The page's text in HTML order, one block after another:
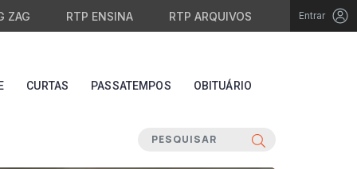
ZAG RTP ENSINA RTP ARQUIVOS Entrar
CURTAS PASSATEMPOS OBITUÁRIO